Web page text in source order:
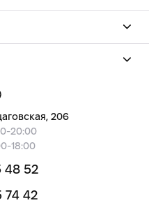
206
20:00
18:00
48 52
74 42